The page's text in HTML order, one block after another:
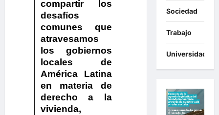
compartir los
desafíos
comunes que
atravesamos
los gobiernos
locales de
América Latina
en materia de
derecho a la
vivienda,
Sociedad
Trabajo
Universidades